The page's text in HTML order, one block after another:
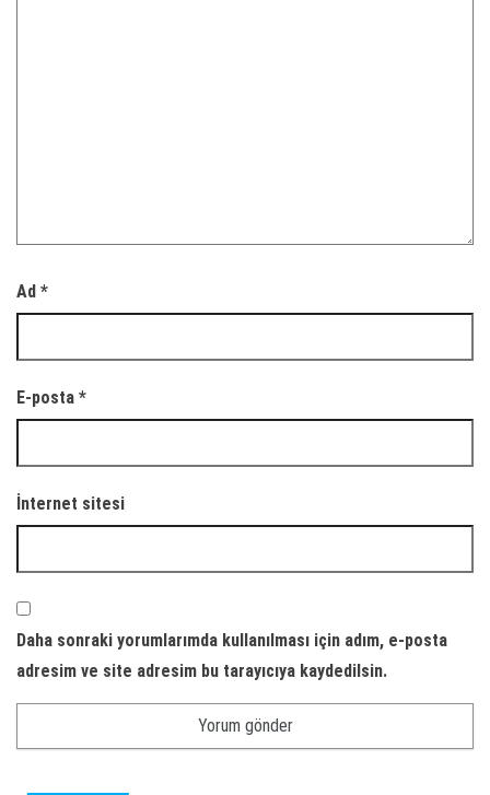
Ad *
E-posta *
İnternet sitesi
Daha sonraki yorumlarımda kullanılması için adım, e-posta
adresim ve site adresim bu tarayıcıya kaydedilsin.